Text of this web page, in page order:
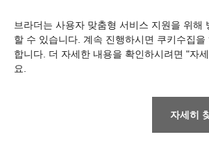
개인정보처리방침 이용약관
개인정보취급방침 (Brother Industries, Ltd.)
브라더는 사용자 맞춤형 서비스 지원을 위해
할 수 있습니다. 계속 진행하시면 쿠키수집
합니다. 더 자세한 내용을 확인하시려면 "자
요.
자세히